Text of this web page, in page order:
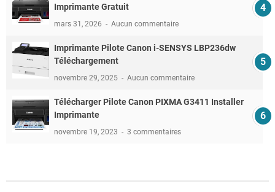
Imprimante Gratuit
mars 31, 2026 Aucun commentaire
Imprimante Pilote Canon i-SENSYS LBP236dw
Téléchargement
novembre 29, 2025 Aucun commentaire
Télécharger Pilote Canon PIXMA G3411 Installer
Imprimante
novembre 19, 2023 3 commentaires